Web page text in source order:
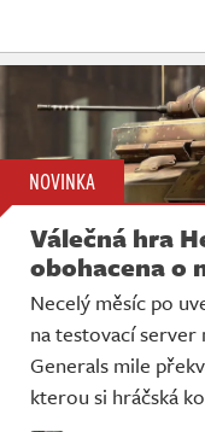
NOVINKA
Válečná hra
obohacena o
Necelý měsíc po
na testovací
Generals mile
kterou si hráčská